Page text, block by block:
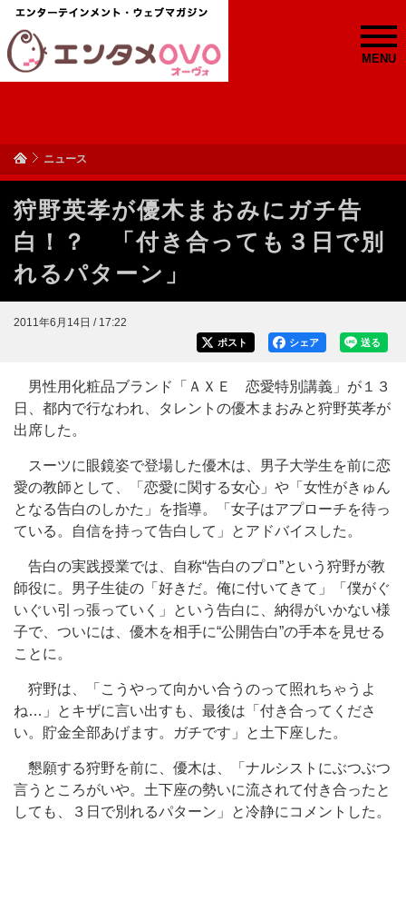
MENU
ニュース
狩野英孝が優木まおみにガチ告
白！？ 「付き合っても３日で別
れるパターン」
2011年6月14日 / 17:22
送る
シェア
ポスト
男性用化粧品ブランド「ＡＸＥ 恋愛特別講義」が１３
日、都内で行なわれ、タレントの優木まおみと狩野英孝が
出席した。
スーツに眼鏡姿で登場した優木は、男子大学生を前に恋
愛の教師として、「恋愛に関する女心」や「女性がきゅん
となる告白のしかた」を指導。「女子はアプローチを待っ
ている。自信を持って告白して」とアドバイスした。
告白の実践授業では、自称“告白のプロ”という狩野が教
師役に。男子生徒の「好きだ。俺に付いてきて」「僕がぐ
いぐい引っ張っていく」という告白に、納得がいかない様
子で、ついには、優木を相手に“公開告白”の手本を見せる
ことに。
狩野は、「こうやって向かい合うのって照れちゃうよ
ね…」とキザに言い出すも、最後は「付き合ってくださ
い。貯金全部あげます。ガチです」と土下座した。
懇願する狩野を前に、優木は、「ナルシストにぶつぶつ
言うところがいや。土下座の勢いに流されて付き合ったと
しても、３日で別れるパターン」と冷静にコメントした。